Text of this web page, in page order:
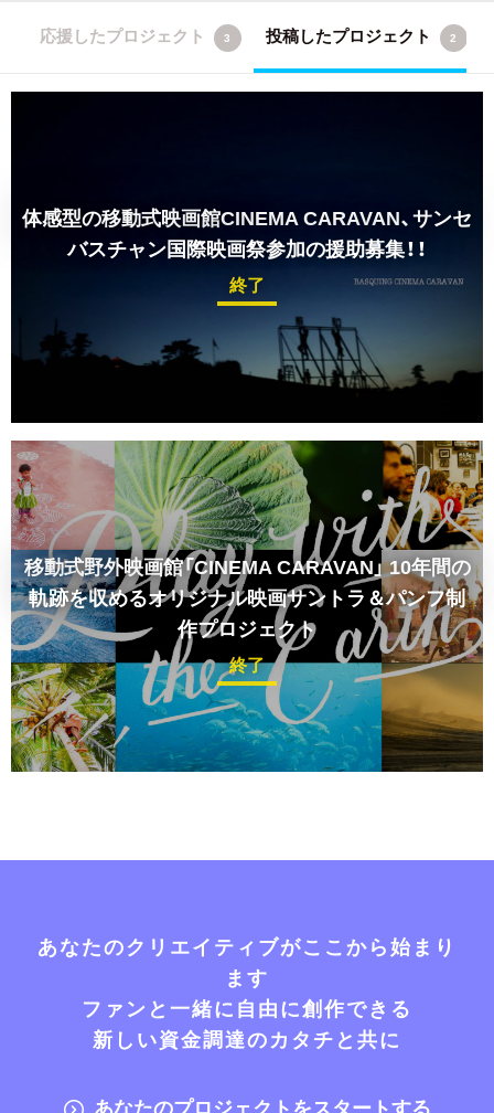
応援したプロジェクト 3 投稿したプロジェクト 2
体感型の移動式映画館CINEMA CARAVAN、サンセ
バスチャン国際映画祭参加の援助募集！！
終了
移動式野外映画館「CINEMA CARAVAN」10年間の
軌跡を収めるオリジナル映画サントラ＆パンフ制
作プロジェクト
終了
あなたのクリエイティブがここから始まり
ます
ファンと一緒に自由に創作できる
新しい資金調達のカタチと共に
あなたのプロジェクトをスタートする